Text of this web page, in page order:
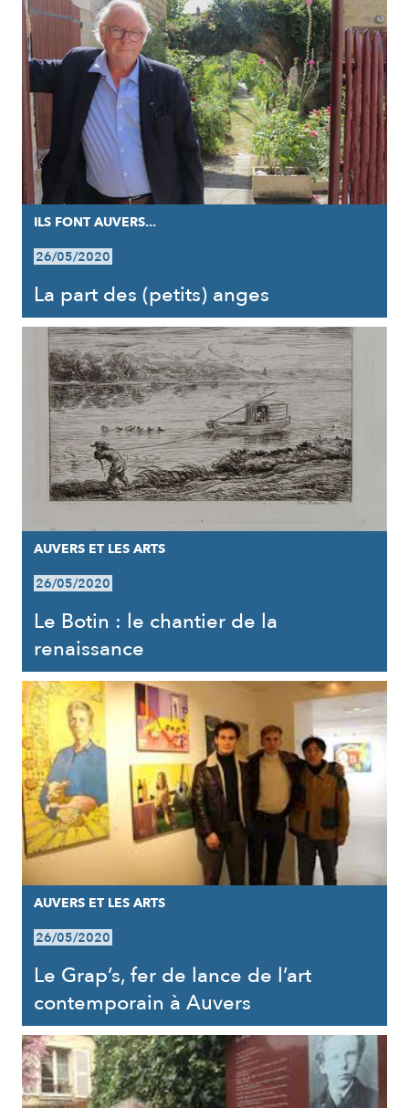
ILS FONT AUVERS...
26/05/2020
La part des (petits) anges
AUVERS ET LES ARTS
26/05/2020
Le Botin : le chantier de la
renaissance
AUVERS ET LES ARTS
26/05/2020
Le Grap’s, fer de lance de l’art
contemporain à Auvers